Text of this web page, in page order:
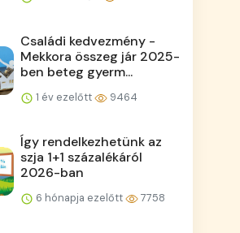
Családi kedvezmény -
Mekkora összeg jár 2025-
ben beteg gyerm...
1 év ezelőtt 9464
Így rendelkezhetünk az
szja 1+1 százalékáról
2026-ban
6 hónapja ezelőtt 7758